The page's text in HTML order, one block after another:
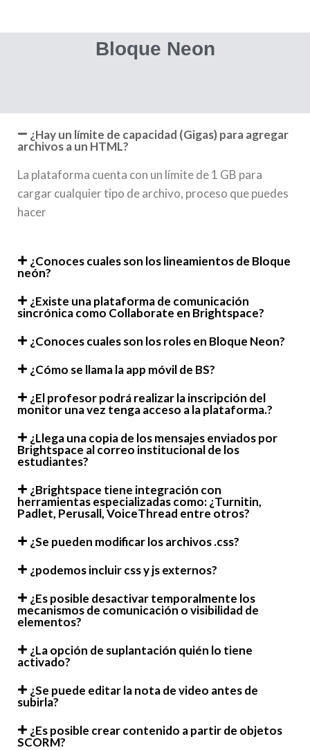
Bloque Neon
¿Hay un límite de capacidad (Gigas) para agregar
archivos a un HTML?
La plataforma cuenta con un límite de 1 GB para
cargar cualquier tipo de archivo, proceso que puedes
hacer
¿Conoces cuales son los lineamientos de Bloque
neón?
¿Existe una plataforma de comunicación
sincrónica como Collaborate en Brightspace?
¿Conoces cuales son los roles en Bloque Neon?
¿Cómo se llama la app móvil de BS?
¿El profesor podrá realizar la inscripción del
monitor una vez tenga acceso a la plataforma.?
¿Llega una copia de los mensajes enviados por
Brightspace al correo institucional de los
estudiantes?
¿Brightspace tiene integración con
herramientas especializadas como: ¿Turnitin,
Padlet, Perusall, VoiceThread entre otros?
¿Se pueden modificar los archivos .css?
¿podemos incluir css y js externos?
¿Es posible desactivar temporalmente los
mecanismos de comunicación o visibilidad de
elementos?
¿La opción de suplantación quién lo tiene
activado?
¿Se puede editar la nota de video antes de
subirla?
¿Es posible crear contenido a partir de objetos
SCORM?